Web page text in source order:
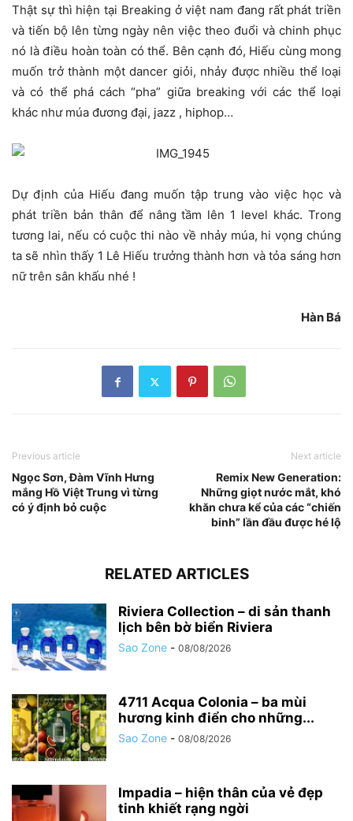
Thật sự thì hiện tại Breaking ở việt nam đang rất phát triền
và tiến bộ lên từng ngày nên việc theo đuổi và chinh phục
nó là điều hoàn toàn có thể. Bên cạnh đó, Hiếu cùng mong
muốn trở thành một dancer giỏi, nhảy được nhiều thể loại
và có thể phá cách “pha” giữa breaking với các thể loại
khác như múa đương đại, jazz , hiphop…
Dự định của Hiếu đang muốn tập trung vào việc học và
phát triền bản thân để nâng tầm lên 1 level khác. Trong
tương lai, nếu có cuộc thi nào về nhảy múa, hi vọng chúng
ta sẽ nhìn thấy 1 Lê Hiếu trưởng thành hơn và tỏa sáng hơn
nữ trên sân khấu nhé !
Hàn Bá
Previous article
Ngọc Sơn, Đàm Vĩnh Hưng
mắng Hồ Việt Trung vì từng
có ý định bỏ cuộc
Next article
Remix New Generation:
Những giọt nước mắt, khó
khăn chưa kể của các “chiến
binh” lần đầu được hé lộ
RELATED ARTICLES
Riviera Collection – di sản thanh
lịch bên bờ biển Riviera
Sao Zone - 08/08/2026
4711 Acqua Colonia – ba mùi
hương kinh điển cho những...
Sao Zone - 08/08/2026
Impadia – hiện thân của vẻ đẹp
tinh khiết rạng ngời